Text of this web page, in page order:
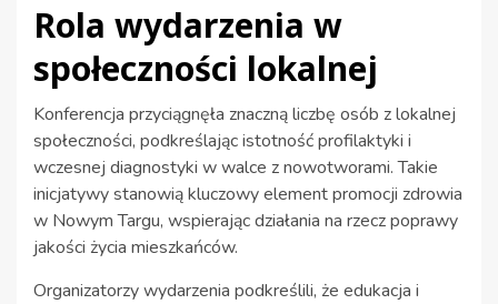
Rola wydarzenia w
społeczności lokalnej
Konferencja przyciągnęła znaczną liczbę osób z lokalnej
społeczności, podkreślając istotność profilaktyki i
wczesnej diagnostyki w walce z nowotworami. Takie
inicjatywy stanowią kluczowy element promocji zdrowia
w Nowym Targu, wspierając działania na rzecz poprawy
jakości życia mieszkańców.
Organizatorzy wydarzenia podkreślili, że edukacja i